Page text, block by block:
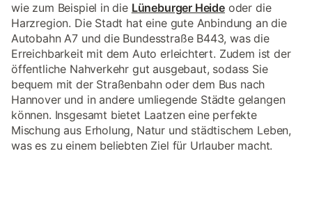
wie zum Beispiel in die Lüneburger Heideoder die
Harzregion. Die Stadt hat eine gute Anbindung an die
Autobahn A7 und die Bundesstraße B443, was die
Erreichbarkeit mit dem Auto erleichtert. Zudem ist der
öffentliche Nahverkehr gut ausgebaut, sodass Sie
bequem mit der Straßenbahn oder dem Bus nach
Hannover und in andere umliegende Städte gelangen
können. Insgesamt bietet Laatzen eine perfekte
Mischung aus Erholung, Natur und städtischem Leben,
was es zu einem beliebten Ziel für Urlauber macht.